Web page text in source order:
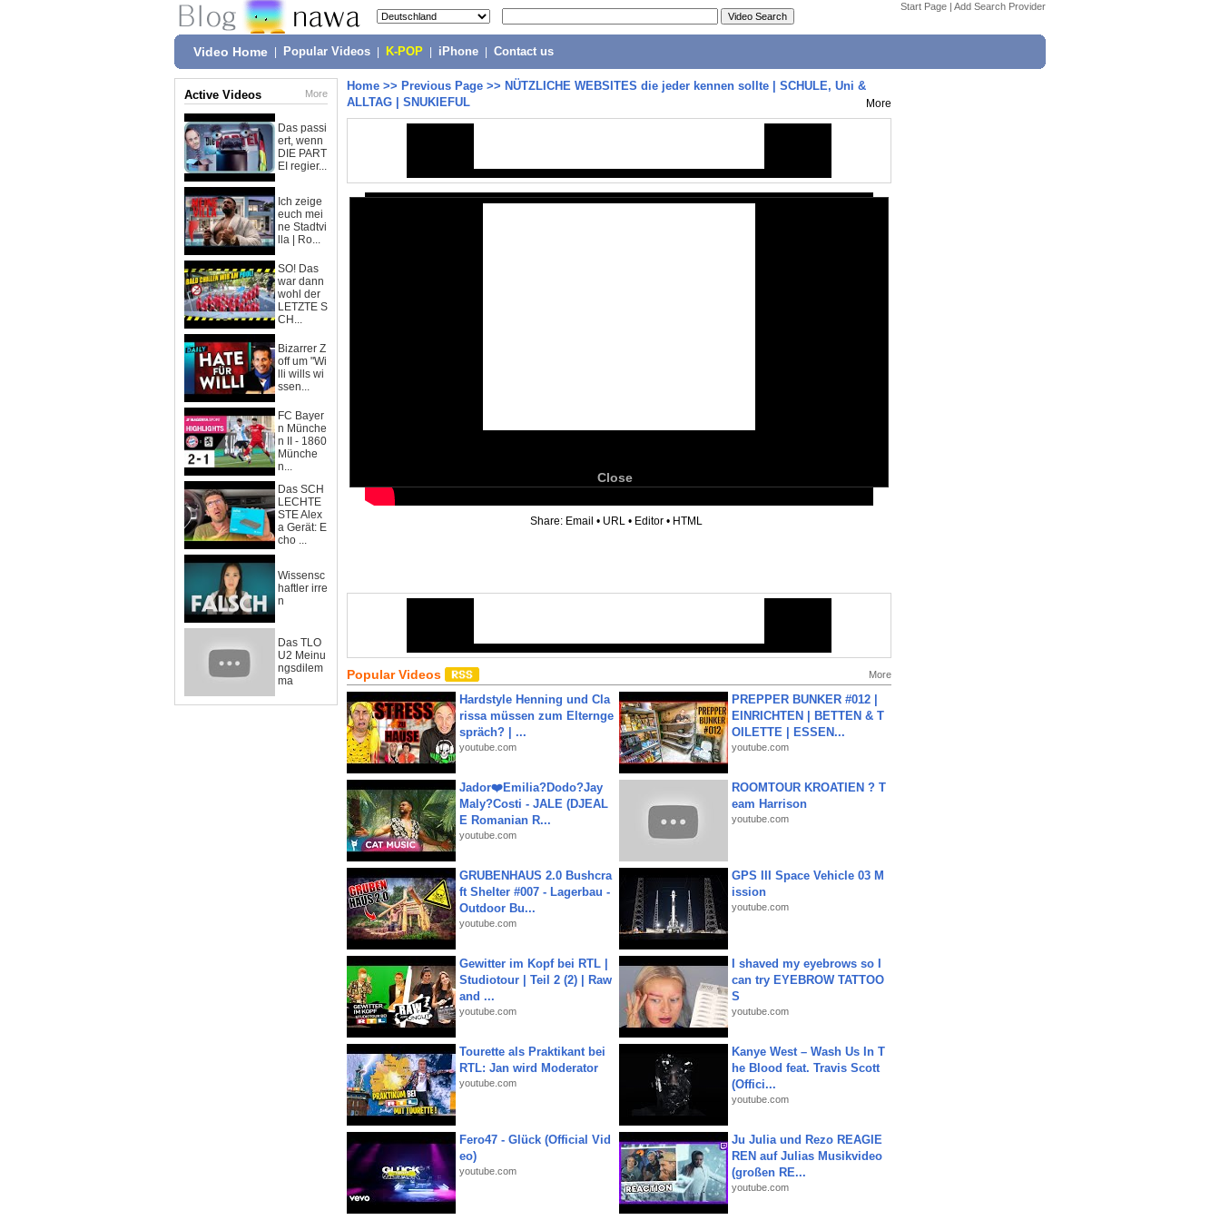
Start Page | Add Search Provider
Video Home Popular Videos K-POP iPhone Contact us
Active Videos More
Das passi
ert, wenn
DIE PART
EI regier...
Ich zeige
euch mei
ne Stadtvi
lla | Ro...
SO! Das
war dann
wohl der
LETZTE S
CH...
Bizarrer Z
off um "Wi
lli wills wi
ssen...
FC Bayer
n Münche
n II - 1860
Münche
n...
Das SCH
LECHTE
STE Alex
a Gerät: E
cho ...
Wissensc
haftler irre
n
Das TLO
U2 Meinu
ngsdilem
ma
Home >> Previous Page >> NÜTZLICHE WEBSITES die jeder kennen sollte | SCHULE, Uni &
ALLTAG | SNUKIEFUL
More
Close
Share: Email • URL • Editor • HTML
Popular Videos More
Hardstyle Henning und Cla
rissa müssen zum Elternge
spräch? | ...
youtube.com
PREPPER BUNKER #012 |
EINRICHTEN | BETTEN & T
OILETTE | ESSEN...
youtube.com
Jador❤️Emilia?Dodo?Jay
Maly?Costi - JALE (DJEAL
E Romanian R...
youtube.com
ROOMTOUR KROATIEN ? T
eam Harrison
youtube.com
GRUBENHAUS 2.0 Bushcra
ft Shelter #007 - Lagerbau -
Outdoor Bu...
youtube.com
GPS III Space Vehicle 03 M
ission
youtube.com
Gewitter im Kopf bei RTL |
Studiotour | Teil 2 (2) | Raw
and ...
youtube.com
I shaved my eyebrows so I
can try EYEBROW TATTOO
S
youtube.com
Tourette als Praktikant bei
RTL: Jan wird Moderator
youtube.com
Kanye West – Wash Us In T
he Blood feat. Travis Scott
(Offici...
youtube.com
Fero47 - Glück (Official Vid
eo)
youtube.com
Ju Julia und Rezo REAGIE
REN auf Julias Musikvideo
(großen RE...
youtube.com